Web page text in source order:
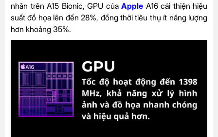
nhân trên A15 Bionic, GPU của Apple A16 cải thiện hiệu
suất đồ họa lên đến 28%, đồng thời tiêu thụ ít năng lượng
hơn khoảng 35%.